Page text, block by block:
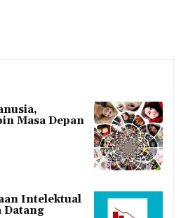
Masa Depan
Intelektual
Datang